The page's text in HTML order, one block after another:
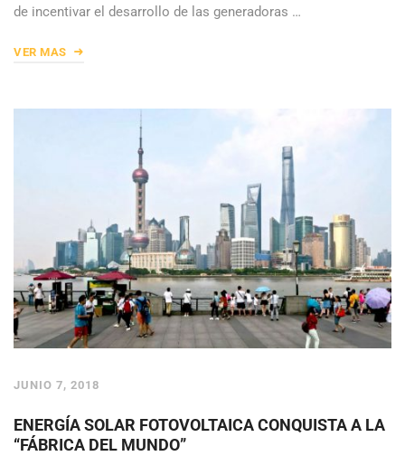
de incentivar el desarrollo de las generadoras …
VER MAS
JUNIO 7, 2018
ENERGÍA SOLAR FOTOVOLTAICA CONQUISTA A LA
“FÁBRICA DEL MUNDO”